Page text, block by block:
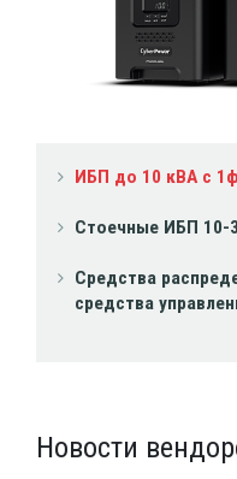
ИБП до 10 кВА с
Стоечные ИБП 10-
Средства
средства
Новости